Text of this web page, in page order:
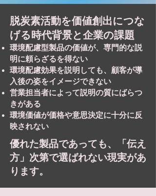
脱炭素活動を価値創出につな
げる時代背景と企業の課題
環境配慮型製品の価値が、専門的な説
明に頼らざるを得ない
環境配慮効果を説明しても、顧客が導
入後の姿をイメージできない
営業担当者によって説明の質にばらつ
きがある
環境価値が価格や意思決定に十分に反
映されない
優れた製品であっても、「伝え
方」次第で選ばれない現実があ
ります。